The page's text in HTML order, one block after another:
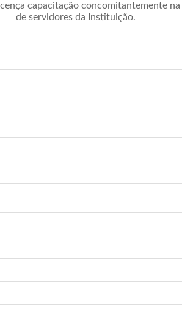
capacitação concomitantemente
de servidores da Instituição.